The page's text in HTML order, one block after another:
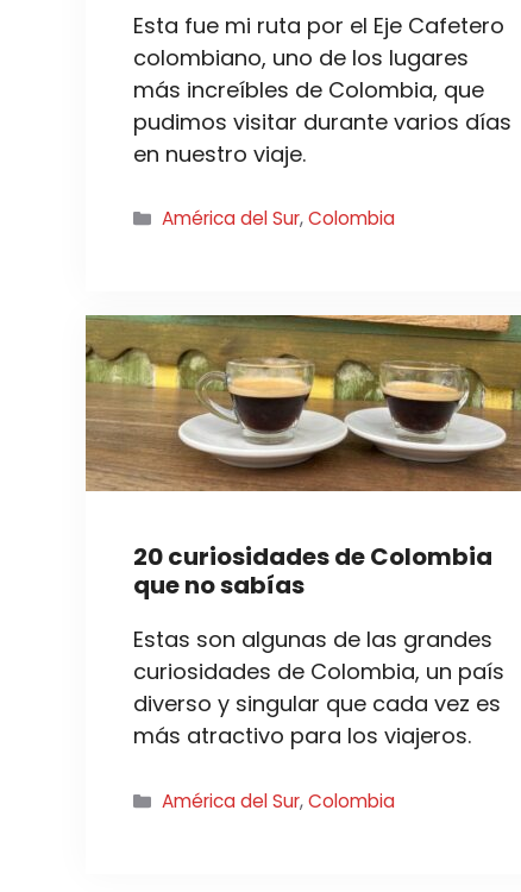
Esta fue mi ruta por el Eje Cafetero
colombiano, uno de los lugares
más increíbles de Colombia, que
pudimos visitar durante varios días
en nuestro viaje.
Categorías
América del Sur,Colombia
20 curiosidades de Colombia
que no sabías
Estas son algunas de las grandes
curiosidades de Colombia, un país
diverso y singular que cada vez es
más atractivo para los viajeros.
Categorías
América del Sur,Colombia